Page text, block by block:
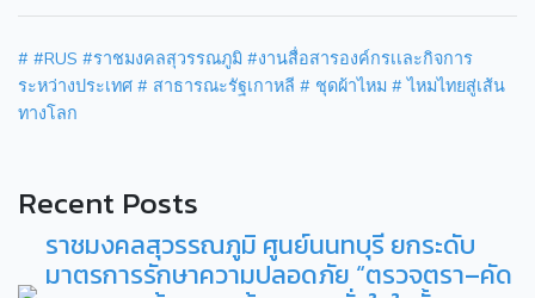
# #RUS #ราชมงคลสุวรรณภูมิ #งานสื่อสารองค์กรเเละกิจการ
ระหว่างประเทศ # สาธารณะรัฐเกาหลี # ชุดผ้าไหม # ไหมไทยสู่เส้น
ทางโลก
Recent Posts
ราชมงคลสุวรรณภูมิ ศูนย์นนทบุรี ยกระดับ
มาตรการรักษาความปลอดภัย “ตรวจตรา–คัด